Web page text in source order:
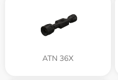
ATN 36X